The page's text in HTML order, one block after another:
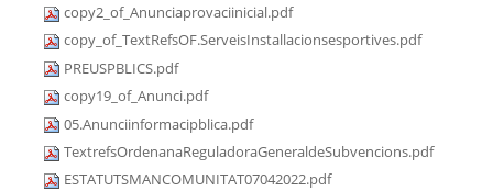
copy2_of_Anunciaprovaciinicial.pdf
copy_of_TextRefsOF.ServeisInstallacionsesportives.pdf
PREUSPBLICS.pdf
copy19_of_Anunci.pdf
05.Anunciinformacipblica.pdf
TextrefsOrdenanaReguladoraGeneraldeSubvencions.pdf
ESTATUTSMANCOMUNITAT07042022.pdf